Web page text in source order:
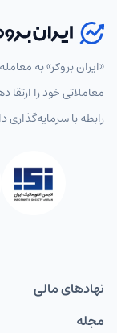
«ایران بروکر» به
معاملاتی خود را
رابطه با سرمایه‌گذاری
نهاد‌های مالی
مجله